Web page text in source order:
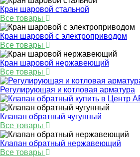
Кран шаровой стальной
Все товары
Кран шаровой с электроприводом
Все товары
Кран шаровой нержавеющий
Все товары
Регулирующая и котловая арматура
Клапан обратный чугунный
Все товары
Клапан обратный нержавеющий
Все товары